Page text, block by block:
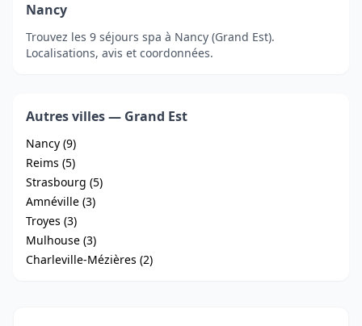
Nancy
Trouvez les 9 séjours spa à Nancy (Grand Est).
Localisations, avis et coordonnées.
Autres villes — Grand Est
Nancy (9)
Reims (5)
Strasbourg (5)
Amnéville (3)
Troyes (3)
Mulhouse (3)
Charleville-Mézières (2)